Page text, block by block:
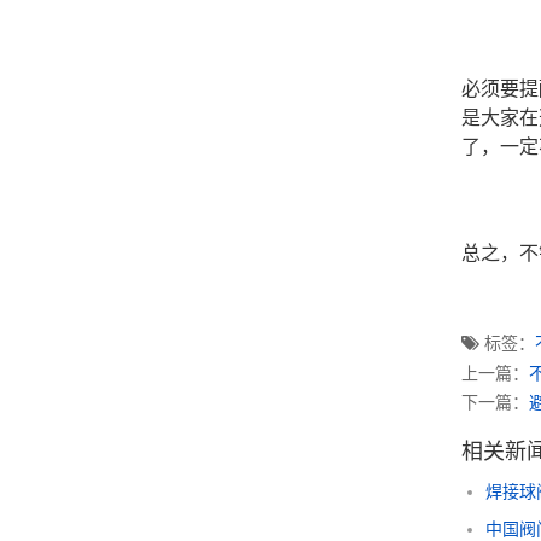
必须要
是大家
了，一
总之，
标签：
上一篇：
下一篇：
相关新
焊接球
中国阀